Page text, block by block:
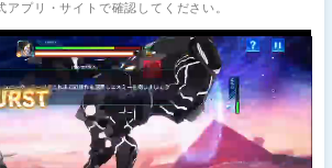
アプリ・サイトで確認してください。